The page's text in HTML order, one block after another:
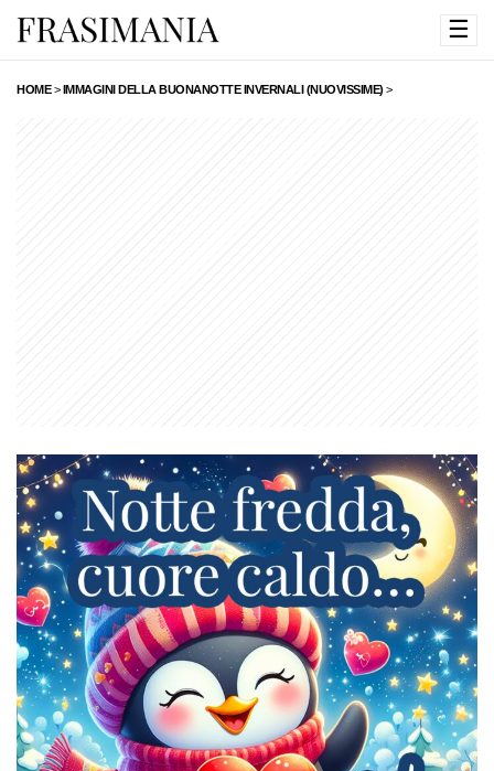
☰
HOME>IMMAGINI DELLA BUONANOTTE INVERNALI (NUOVISSIME) >